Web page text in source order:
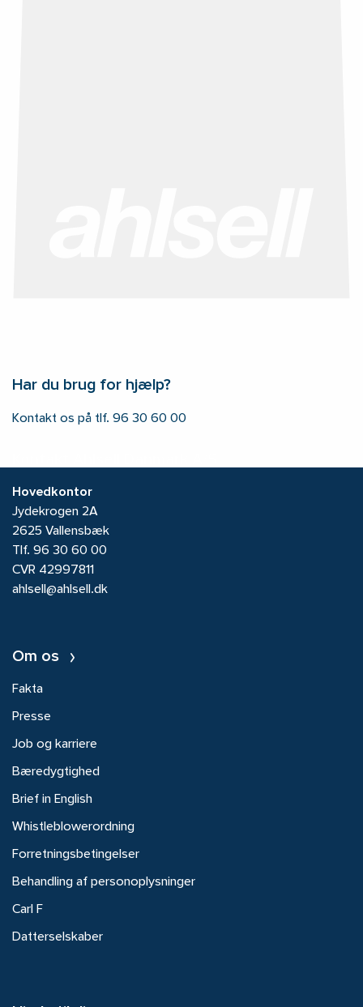
Har du brug for hjælp?
Kontakt os på tlf. 96 30 60 00
Hovedkontor
Jydekrogen 2A
2625 Vallensbæk
Tlf. 96 30 60 00
CVR 42997811
ahlsell@ahlsell.dk
Om os
Fakta
Presse
Job og karriere
Bæredygtighed
Brief in English
Whistleblowerordning
Forretningsbetingelser
Behandling af personoplysninger
Carl F
Datterselskaber